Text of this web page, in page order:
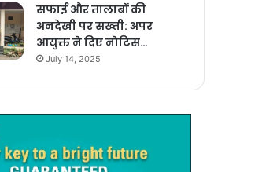
सफाई और तालाबों की
अनदेखी पर सख्ती: अपर
आयुक्त ने दिए नोटिस…
July 14, 2025